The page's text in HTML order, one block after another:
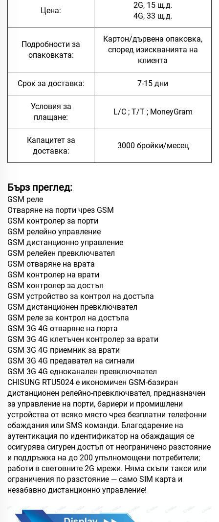
Цена:
2G, 15 щ.д.
4G, 33 щ.д.
Подробности за
опаковката:
Картон/дървена опаковка,
според изискванията на
клиента
Срок за доставка: 7-15 дни
Условия за
плащане:
L/C ; T/T ; MoneyGram
Капацитет за
доставка:
3000 бройки/месец
Бърз преглед:
GSM реле
Отваряне на порти чрез GSM
GSM контролер за порти
GSM релейно управление
GSM дистанционно управление
GSM релейен превключвател
GSM отваряне на врата
GSM контролер на врати
GSM контролер за достъп
GSM устройство за контрол на достъпа
GSM дистанционен превключвател
GSM реле за контрол на достъпа
GSM 3G 4G отваряне на порта
GSM 3G 4G клетъчен контролер за врати
GSM 3G 4G приемник за врати
GSM 3G 4G предавател на сигнали
GSM 3G 4G едноканален превключвател
CHISUNG RTU5024 е икономичен GSM-базиран
дистанционен релейно-превключвател, предназначен
за управление на порти, бариери и промишлени
устройства от всяко място чрез безплатни телефонни
обаждания или SMS команди. Благодарение на
аутентикация по идентификатор на обаждащия се
осигурява сигурен достъп от неограничено разстояние
и поддръжка на до 200 упълномощени потребители;
работи в световните 2G мрежи. Няма скъпи такси или
ограничения по разстояние — само SIM карта и
незабавно дистанционно управление!